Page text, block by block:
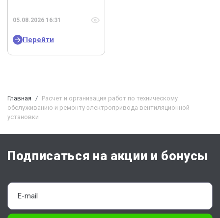
05.08.2026 16:31
Перейти
Главная
Расчет и организация работ по техническому
обслуживанию и ремонту электропривода вентиляционной
установки
Подписаться на акции и бонусы